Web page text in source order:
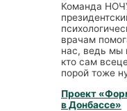
Команда
врачам
нас, ведь мы
кто сам
порой тоже
Проект
в Донбассе»